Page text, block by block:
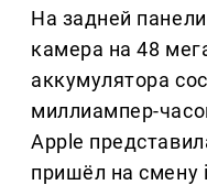
На задней
камера на 48
аккумулятора
миллиампер-
Apple
пришёл на смену